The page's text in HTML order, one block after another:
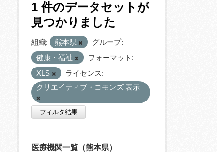
1 件のデータセットが
見つかりました
組織: 熊本県
グループ:
健康・福祉
フォーマット:
XLS
ライセンス:
クリエイティブ・コモンズ 表示
フィルタ結果
医療機関一覧（熊本県）